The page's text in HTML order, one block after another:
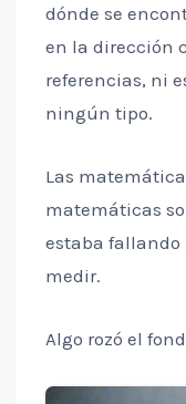
dónde se
en la dirección
referencias, ni
ningún tipo.
Las
matemáticas
estaba fallando
medir.
Algo rozó el